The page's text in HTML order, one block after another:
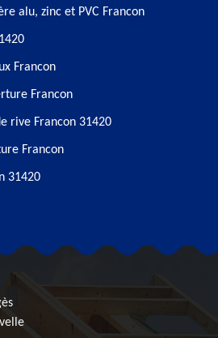
alu, zinc et PVC Francon
Francon
Francon
rive Francon 31420
Francon
31420